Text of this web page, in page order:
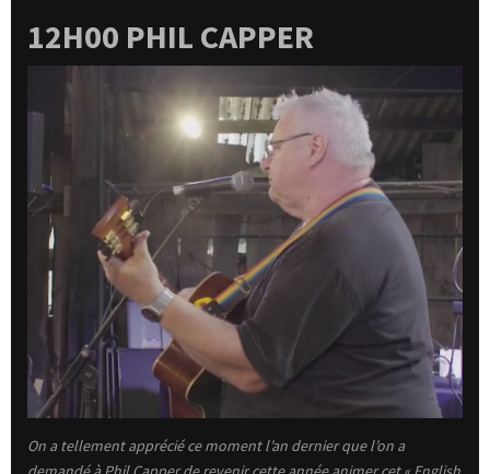
12H00 PHIL CAPPER
On a tellement apprécié ce moment l’an dernier que l’on a